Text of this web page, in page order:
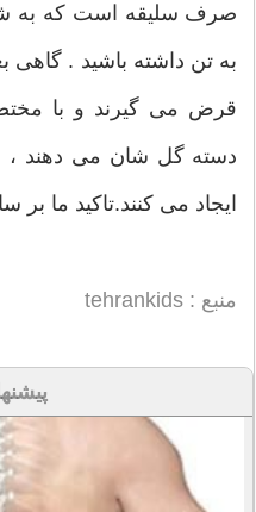
صرف سلیقه است که به
به تن داشته باشید . گاهی
قرض می گیرند و با
دسته گل شان می دهند ،
ایجاد می کنند.تاکید ما
منبع : tehrankids